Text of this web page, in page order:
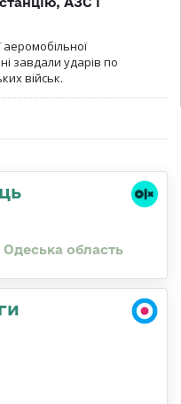
завдали ударів по
військ.
область